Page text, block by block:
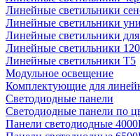
Линейные светильники
Линейные светильники
Линейные светильники
Линейные светильники
Линейные светильники Т5
Модульное освещение
Комплектующие для
Светодиодные панели
Светодиодные панели по
Панели светодиодные